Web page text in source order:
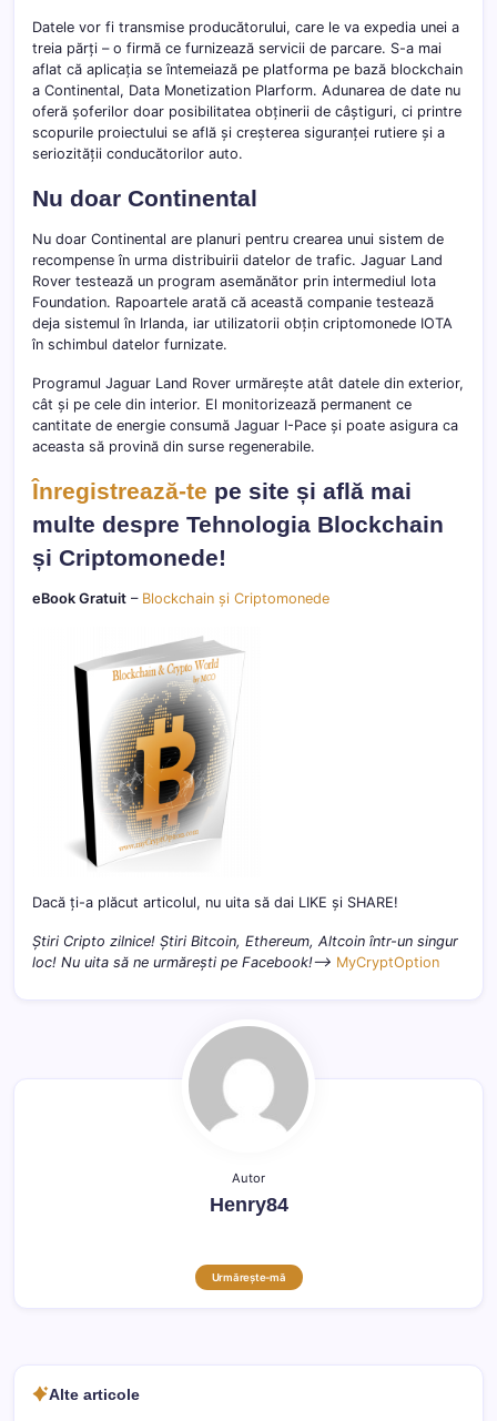
Datele vor fi transmise producătorului, care le va expedia unei a
treia părți – o firmă ce furnizează servicii de parcare. S-a mai
aflat că aplicația se întemeiază pe platforma pe bază blockchain
a Continental, Data Monetization Plarform. Adunarea de date nu
oferă șoferilor doar posibilitatea obținerii de câștiguri, ci printre
scopurile proiectului se află și creșterea siguranței rutiere și a
seriozității conducătorilor auto.
Nu doar Continental
Nu doar Continental are planuri pentru crearea unui sistem de
recompense în urma distribuirii datelor de trafic. Jaguar Land
Rover testează un program asemănător prin intermediul Iota
Foundation. Rapoartele arată că această companie testează
deja sistemul în Irlanda, iar utilizatorii obțin criptomonede IOTA
în schimbul datelor furnizate.
Programul Jaguar Land Rover urmărește atât datele din exterior,
cât și pe cele din interior. El monitorizează permanent ce
cantitate de energie consumă Jaguar I-Pace și poate asigura ca
aceasta să provină din surse regenerabile.
Înregistrează-te pe site și află mai
multe despre Tehnologia Blockchain
și Criptomonede!
eBook Gratuit – Blockchain și Criptomonede
Dacă ți-a plăcut articolul, nu uita să dai LIKE și SHARE!
Știri Cripto zilnice! Știri Bitcoin, Ethereum, Altcoin într-un singur
loc! Nu uita să ne urmărești pe Facebook!–> MyCryptOption
Autor
Henry84
Urmărește-mă
Alte articole